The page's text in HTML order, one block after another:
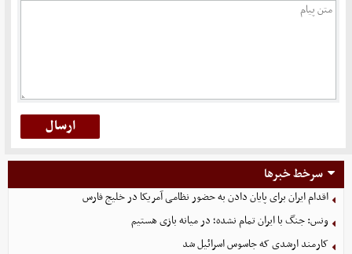
سرخط خبرها
اقدام ایران برای پایان دادن به حضور نظامی آمریکا در خلیج فارس
ونس: جنگ با ایران تمام نشده؛ در میانه بازی هستیم
کارمند ارشدی که جاسوس اسرائیل شد